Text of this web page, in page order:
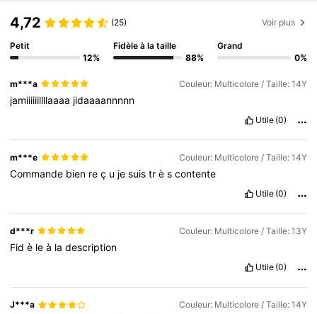
4,72 (25) Voir plus
Petit
12%
Fidèle à la taille
88%
Grand
0%
m***a Couleur: Multicolore / Taille: 14Y
jamiiiiiillllaaaa jidaaaannnnn
Utile (0)
m***e Couleur: Multicolore / Taille: 14Y
Commande bien reç u jesuistrèscontente
Utile (0)
d***r Couleur: Multicolore / Taille: 13Y
Fidè leà ladescription
Utile (0)
J***a Couleur: Multicolore / Taille: 14Y